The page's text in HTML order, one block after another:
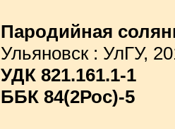
Пародийная
Ульяновск : УлГУ,
УДК 821.161.1-1
ББК 84(2Рос)-5